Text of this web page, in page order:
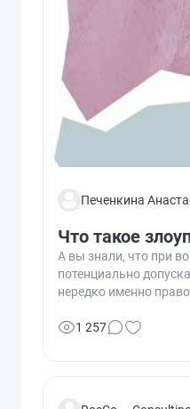
Печенкина
Что такое
А вы знали, что при
потенциально
нередко именно
1 257